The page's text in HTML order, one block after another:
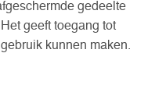
gedeelte
geeft toegang tot
kunnen maken.